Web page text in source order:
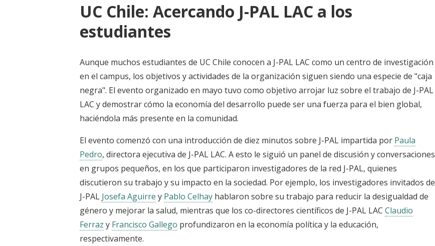
UC Chile: Acercando J-PAL LAC a los
estudiantes
Aunque muchos estudiantes de UC Chile conocen a J-PAL LAC como un centro de investigación
en el campus, los objetivos y actividades de la organización siguen siendo una especie de "caja
negra". El evento organizado en mayo tuvo como objetivo arrojar luz sobre el trabajo de J-PAL
LAC y demostrar cómo la economía del desarrollo puede ser una fuerza para el bien global,
haciéndola más presente en la comunidad.
El evento comenzó con una introducción de diez minutos sobre J-PAL impartida por Paula
Pedro, directora ejecutiva de J-PAL LAC. A esto le siguió un panel de discusión y conversaciones
en grupos pequeños, en los que participaron investigadores de la red J-PAL, quienes
discutieron su trabajo y su impacto en la sociedad. Por ejemplo, los investigadores invitados de
J-PAL Josefa Aguirre y Pablo Celhay hablaron sobre su trabajo para reducir la desigualdad de
género y mejorar la salud, mientras que los co-directores científicos de J-PAL LAC Claudio
Ferraz y Francisco Gallego profundizaron en la economía política y la educación,
respectivamente.